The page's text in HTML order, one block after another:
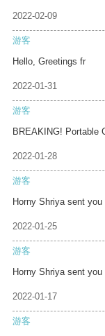
2022-02-09
游客
Hello, Greetings fr
2022-01-31
游客
BREAKING! Portable
2022-01-28
游客
Horny Shriya sent you
2022-01-25
游客
Horny Shriya sent you
2022-01-17
游客